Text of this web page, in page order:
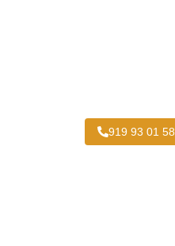
919 93 01 58